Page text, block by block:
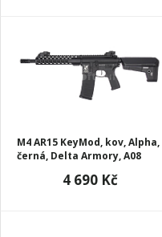
M4 AR15 KeyMod, kov, Alpha,
černá, Delta Armory, A08
4 690 Kč